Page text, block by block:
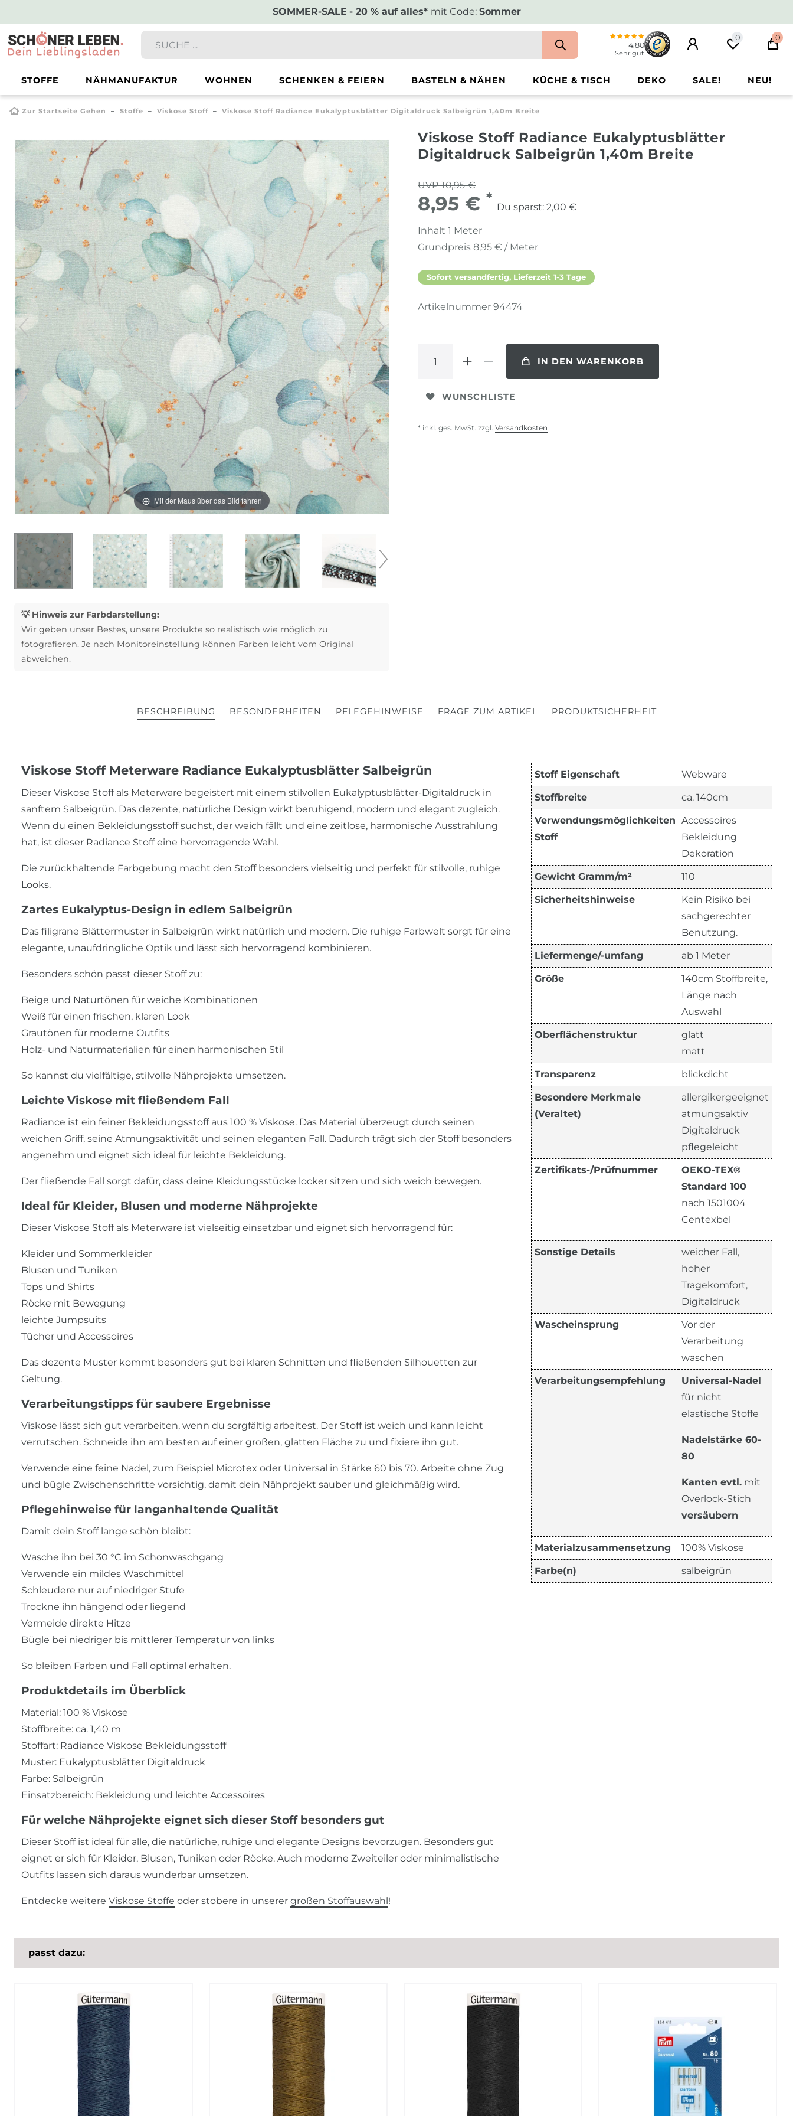
SOMMER-SALE - 20 % auf alles* mit Code: Sommer
4.80
Sehr gut
0 0
STOFFE NÄHMANUFAKTUR WOHNEN SCHENKEN & FEIERN BASTELN & NÄHEN KÜCHE & TISCH DEKO SALE! NEU!
Zur Startseite Gehen Stoffe Viskose Stoff Viskose Stoff Radiance Eukalyptusblätter Digitaldruck Salbeigrün 1,40m Breite
Mit der Maus über das Bild fahren
💡 Hinweis zur Farbdarstellung:
Wir geben unser Bestes, unsere Produkte so realistisch wie möglich zu
fotografieren. Je nach Monitoreinstellung können Farben leicht vom Original
abweichen.
Viskose Stoff Radiance Eukalyptusblätter
Digitaldruck Salbeigrün 1,40m Breite
UVP 10,95 €
8,95 € *
Du sparst: 2,00 €
Inhalt 1 Meter
Grundpreis 8,95 € / Meter
Sofort versandfertig, Lieferzeit 1-3 Tage
Artikelnummer 94474
IN DEN WARENKORB
WUNSCHLISTE
* inkl. ges. MwSt. zzgl. Versandkosten
BESCHREIBUNG BESONDERHEITEN PFLEGEHINWEISE FRAGE ZUM ARTIKEL PRODUKTSICHERHEIT
Viskose Stoff Meterware Radiance Eukalyptusblätter Salbeigrün
Dieser Viskose Stoff als Meterware begeistert mit einem stilvollen Eukalyptusblätter-Digitaldruck in
sanftem Salbeigrün. Das dezente, natürliche Design wirkt beruhigend, modern und elegant zugleich.
Wenn du einen Bekleidungsstoff suchst, der weich fällt und eine zeitlose, harmonische Ausstrahlung
hat, ist dieser Radiance Stoff eine hervorragende Wahl.
Die zurückhaltende Farbgebung macht den Stoff besonders vielseitig und perfekt für stilvolle, ruhige
Looks.
Zartes Eukalyptus-Design in edlem Salbeigrün
Das filigrane Blättermuster in Salbeigrün wirkt natürlich und modern. Die ruhige Farbwelt sorgt für eine
elegante, unaufdringliche Optik und lässt sich hervorragend kombinieren.
Besonders schön passt dieser Stoff zu:
Beige und Naturtönen für weiche Kombinationen
Weiß für einen frischen, klaren Look
Grautönen für moderne Outfits
Holz- und Naturmaterialien für einen harmonischen Stil
So kannst du vielfältige, stilvolle Nähprojekte umsetzen.
Leichte Viskose mit fließendem Fall
Radiance ist ein feiner Bekleidungsstoff aus 100 % Viskose. Das Material überzeugt durch seinen
weichen Griff, seine Atmungsaktivität und seinen eleganten Fall. Dadurch trägt sich der Stoff besonders
angenehm und eignet sich ideal für leichte Bekleidung.
Der fließende Fall sorgt dafür, dass deine Kleidungsstücke locker sitzen und sich weich bewegen.
Ideal für Kleider, Blusen und moderne Nähprojekte
Dieser Viskose Stoff als Meterware ist vielseitig einsetzbar und eignet sich hervorragend für:
Kleider und Sommerkleider
Blusen und Tuniken
Tops und Shirts
Röcke mit Bewegung
leichte Jumpsuits
Tücher und Accessoires
Das dezente Muster kommt besonders gut bei klaren Schnitten und fließenden Silhouetten zur
Geltung.
Verarbeitungstipps für saubere Ergebnisse
Viskose lässt sich gut verarbeiten, wenn du sorgfältig arbeitest. Der Stoff ist weich und kann leicht
verrutschen. Schneide ihn am besten auf einer großen, glatten Fläche zu und fixiere ihn gut.
Verwende eine feine Nadel, zum Beispiel Microtex oder Universal in Stärke 60 bis 70. Arbeite ohne Zug
und bügle Zwischenschritte vorsichtig, damit dein Nähprojekt sauber und gleichmäßig wird.
Pflegehinweise für langanhaltende Qualität
Damit dein Stoff lange schön bleibt:
Wasche ihn bei 30 °C im Schonwaschgang
Verwende ein mildes Waschmittel
Schleudere nur auf niedriger Stufe
Trockne ihn hängend oder liegend
Vermeide direkte Hitze
Bügle bei niedriger bis mittlerer Temperatur von links
So bleiben Farben und Fall optimal erhalten.
Produktdetails im Überblick
Material: 100 % Viskose
Stoffbreite: ca. 1,40 m
Stoffart: Radiance Viskose Bekleidungsstoff
Muster: Eukalyptusblätter Digitaldruck
Farbe: Salbeigrün
Einsatzbereich: Bekleidung und leichte Accessoires
Für welche Nähprojekte eignet sich dieser Stoff besonders gut
Dieser Stoff ist ideal für alle, die natürliche, ruhige und elegante Designs bevorzugen. Besonders gut
eignet er sich für Kleider, Blusen, Tuniken oder Röcke. Auch moderne Zweiteiler oder minimalistische
Outfits lassen sich daraus wunderbar umsetzen.
Entdecke weitere Viskose Stoffe oder stöbere in unserer großen Stoffauswahl !
Stoff Eigenschaft Webware
Stoffbreite ca. 140cm
Verwendungsmöglichkeiten
Stoff
Accessoires
Bekleidung
Dekoration
Gewicht Gramm/m² 110
Sicherheitshinweise
Kein Risiko bei
sachgerechter
Benutzung.
Liefermenge/-umfang ab 1 Meter
Größe
140cm Stoffbreite,
Länge nach
Auswahl
Oberflächenstruktur
glatt
matt
Transparenz blickdicht
Besondere Merkmale
(Veraltet)
allergikergeeignet
atmungsaktiv
Digitaldruck
pflegeleicht
Zertifikats-/Prüfnummer
OEKO-TEX®
Standard 100
nach 1501004
Centexbel
Sonstige Details
weicher Fall,
hoher
Tragekomfort,
Digitaldruck
Wascheinsprung
Vor der
Verarbeitung
waschen
Verarbeitungsempfehlung
Universal-Nadel
für nicht
elastische Stoffe
Nadelstärke 60-
80
Kanten evtl. mit
Overlock-Stich
versäubern
Materialzusammensetzung 100% Viskose
Farbe(n) salbeigrün
passt dazu: